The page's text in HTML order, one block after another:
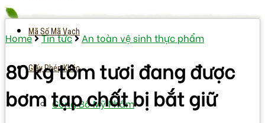
Mã Số Mã Vạch
Giấy Phép Khác
Công Bố Mỹ Phẩm
Home Tin tức An toàn vệ sinh thực phẩm
80 kg tôm tươi đang được
bơm tạp chất bị bắt giữ